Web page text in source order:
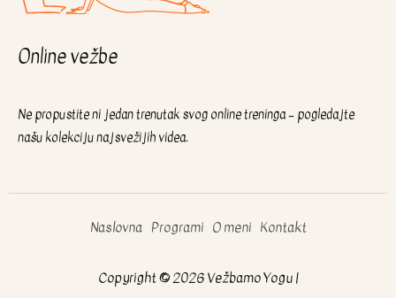
Online vežbe
Ne propustite ni jedan trenutak svog online treninga – pogledajte
našu kolekciju najsvežijih videa.
Copyright © 2026 Vežbamo Yogu |
Naslovna Programi O meni Kontakt